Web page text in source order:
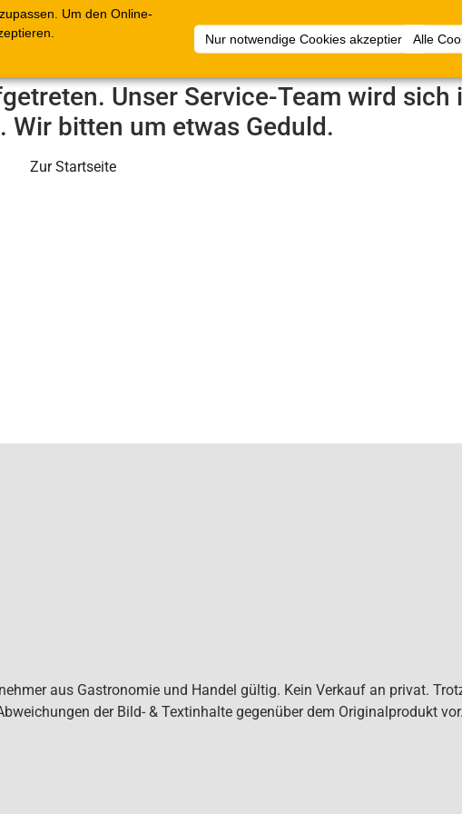
Um den Online-
Nur notwendige Cookies akzeptierenAlle
Belege Artikelsammlungen
Unser Service-Team wird sich
Wir bitten um etwas Geduld.
Zur Startseite
aus Gastronomie und Handel gültig. Kein Verkauf an privat.
der Bild- & Textinhalte gegenüber dem Originalprodukt